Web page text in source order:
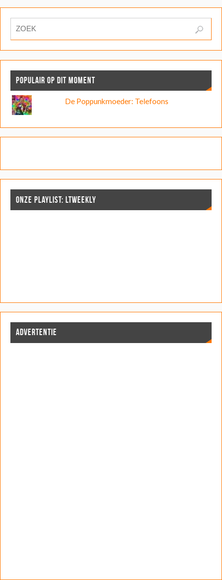
POPULAIR OP DIT MOMENT
De Poppunkmoeder: Telefoons
ONZE PLAYLIST: LTWEEKLY
ADVERTENTIE